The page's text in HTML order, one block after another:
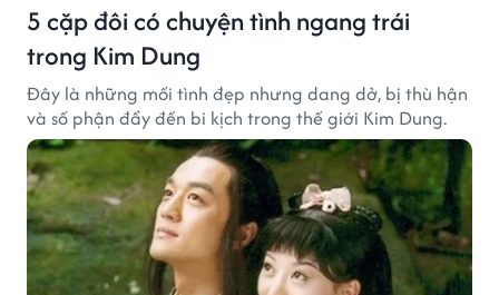
5 cặp đôi có chuyện tình ngang trái
trong Kim Dung
Đây là những mối tình đẹp nhưng dang dở, bị thù hận
và số phận đẩy đến bi kịch trong thế giới Kim Dung.